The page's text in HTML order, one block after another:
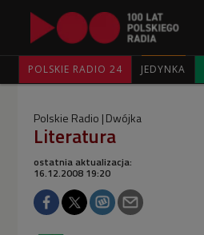
POLSKIE RADIO 24 JEDYNKA
Polskie Radio Dwójka
Literatura
ostatnia aktualizacja:
16.12.2008 19:20